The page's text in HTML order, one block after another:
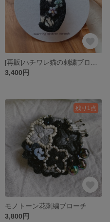
3,400円
残り1点
モノトーン花刺繍ブローチ
3,800円